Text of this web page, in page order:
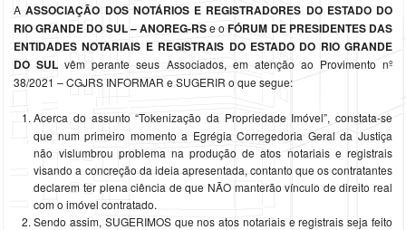
AASSOCIAÇÃO DOS NOTÁRIOS E REGISTRADORES DO ESTADO DO
RIO GRANDE DO SUL – ANOREG-RSe oFÓRUM DE PRESIDENTES DAS
ENTIDADES NOTARIAIS E REGISTRAIS DO ESTADO DO RIO GRANDE
DO SUL vêm perante seus Associados, em atenção ao Provimento nº
38/2021 – CGJRS INFORMAR e SUGERIR o que segue:
Acerca do assunto “Tokenização da Propriedade Imóvel”, constata-se
que num primeiro momento a Egrégia Corregedoria Geral da Justiça
não vislumbrou problema na produção de atos notariais e registrais
visando a concreção da ideia apresentada, contanto que os contratantes
declarem ter plena ciência de que NÃO manterão vínculo de direito real
com o imóvel contratado.
Sendo assim, SUGERIMOS que nos atos notariais e registrais seja feito